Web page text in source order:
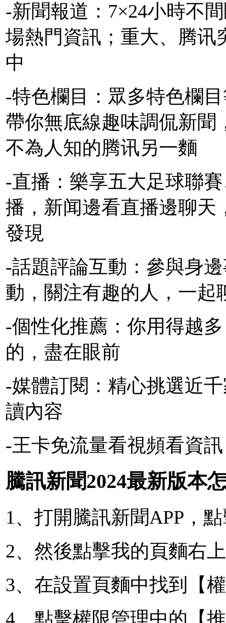
-新聞報道：7×24小時不
場熱門資訊；重大、腾讯
中
-特色欄目：眾多特色欄
帶你無底線趣味調侃新聞
不為人知的腾讯另一麵
-直播：樂享五大足球聯
播，新闻邊看直播邊聊天
發現
-話題評論互動：參與身
動，關注有趣的 人，一起
-個性化推薦：你用得越
的，盡在眼前
-媒體訂閱：精心挑選近
讀內容
-王卡免流量看視頻看資
騰訊新聞2024最新版本
1、打開騰訊新聞APP，
2、然後點擊我的頁麵右
3、在設置頁麵中找到【
4、點擊權限管理中的【